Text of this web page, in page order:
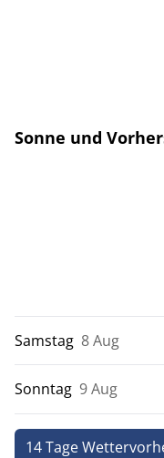
Sonne und
Samstag 8 Aug
Sonntag 9 Aug
14 Tage